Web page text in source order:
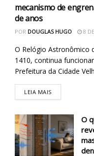
mecanismo de
de anos
POR DOUGLAS HUGO 8
O Relógio Astronômico
1410, continua
Prefeitura da Cidade
LEIA MAIS
O